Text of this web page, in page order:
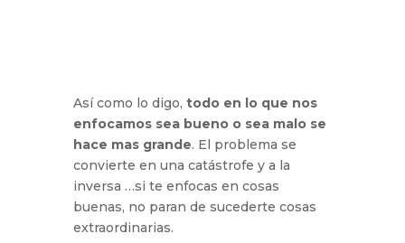
Así como lo digo, todo en lo que nos
enfocamos sea bueno o sea malo se
hace mas grande. El problema se
convierte en una catástrofe y a la
inversa …si te enfocas en cosas
buenas, no paran de sucederte cosas
extraordinarias.